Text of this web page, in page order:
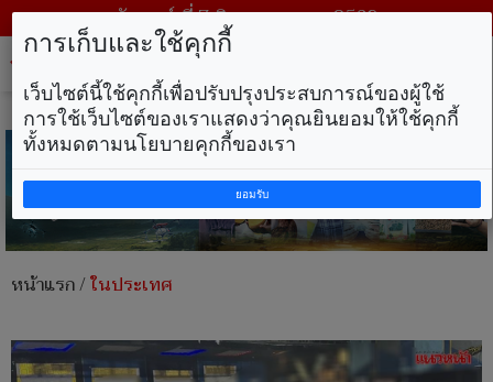
วันศุกร์ ที่ 7 สิงหาคม พ.ศ. 2569
หน้าแรก/ในประเทศ
การเก็บและใช้คุกกี้
เว็บไซต์นี้ใช้คุกกี้เพื่อปรับปรุงประสบการณ์ของผู้ใช้
การใช้เว็บไซต์ของเราแสดงว่าคุณยินยอมให้ใช้คุกกี้
ทั้งหมดตามนโยบายคุกกี้ของเรา
ยอมรับ